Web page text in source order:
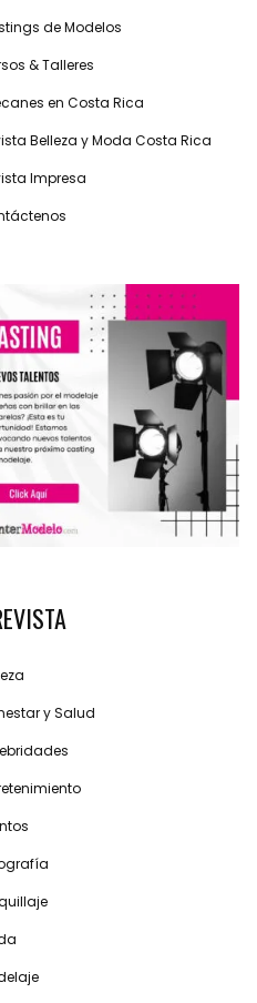
de Modelos
& Talleres
en Costa Rica
Belleza y Moda Costa Rica
Impresa
y Salud